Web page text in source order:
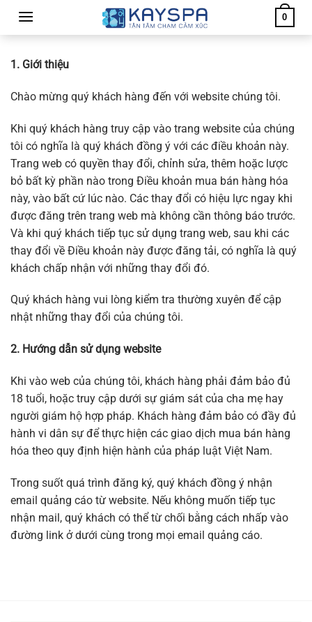
dung
0
1. Giới thiệu
Chào mừng quý khách hàng đến với website chúng tôi.
Khi quý khách hàng truy cập vào trang website của chúng
tôi có nghĩa là quý khách đồng ý với các điều khoản này.
Trang web có quyền thay đổi, chỉnh sửa, thêm hoặc lược
bỏ bất kỳ phần nào trong Điều khoản mua bán hàng hóa
này, vào bất cứ lúc nào. Các thay đổi có hiệu lực ngay khi
được đăng trên trang web mà không cần thông báo trước.
Và khi quý khách tiếp tục sử dụng trang web, sau khi các
thay đổi về Điều khoản này được đăng tải, có nghĩa là quý
khách chấp nhận với những thay đổi đó.
Quý khách hàng vui lòng kiểm tra thường xuyên để cập
nhật những thay đổi của chúng tôi.
2. Hướng dẫn sử dụng website
Khi vào web của chúng tôi, khách hàng phải đảm bảo đủ
18 tuổi, hoặc truy cập dưới sự giám sát của cha mẹ hay
người giám hộ hợp pháp. Khách hàng đảm bảo có đầy đủ
hành vi dân sự để thực hiện các giao dịch mua bán hàng
hóa theo quy định hiện hành của pháp luật Việt Nam.
Trong suốt quá trình đăng ký, quý khách đồng ý nhận
email quảng cáo từ website. Nếu không muốn tiếp tục
nhận mail, quý khách có thể từ chối bằng cách nhấp vào
đường link ở dưới cùng trong mọi email quảng cáo.